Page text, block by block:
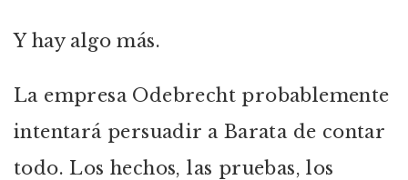
Y hay algo más.
La empresa Odebrecht probablemente
intentará persuadir a Barata de contar
todo. Los hechos, las pruebas, los